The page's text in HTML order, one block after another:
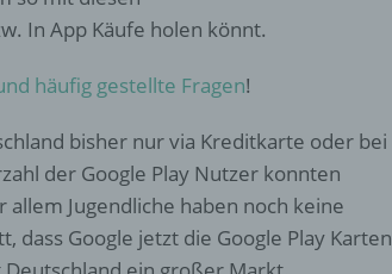
In App Käufe holen könnt.
häufig gestellte Fragen!
bisher nur via Kreditkarte oder bei
der Google Play Nutzer konnten
Jugendliche haben noch keine
dass Google jetzt die Google Play Karten